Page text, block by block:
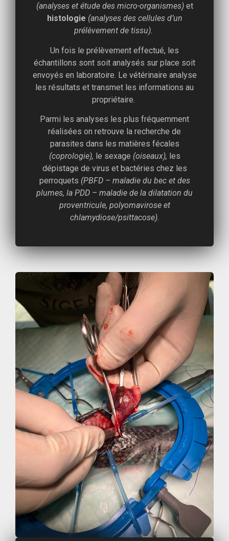
(analyses et étude des micro-organismes)et
histologie (analyses des cellules d’un
prélèvement de tissu).
Un fois le prélèvement effectué, les
échantillons sont soit analysés sur place soit
envoyés en laboratoire. Le vétérinaire analyse
les résultats et transmet les informations au
propriétaire.
Parmi les analyses les plus fréquemment
réalisées on retrouve la recherche de
parasites dans les matières fécales
(coprologie), le sexage (oiseaux), les
dépistage de virus et bactéries chez les
perroquets (PBFD – maladie du bec et des
plumes, la PDD – maladie de la dilatation du
proventricule, polyomavirose et
chlamydiose/psittacose).